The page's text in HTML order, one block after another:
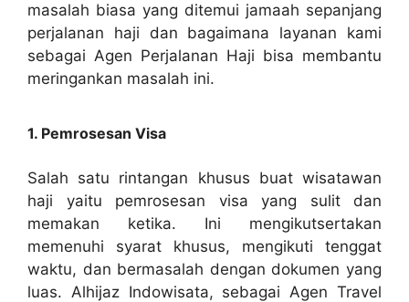
masalah biasa yang ditemui jamaah sepanjang
perjalanan haji dan bagaimana layanan kami
sebagai Agen Perjalanan Haji bisa membantu
meringankan masalah ini.
1. Pemrosesan Visa
Salah satu rintangan khusus buat wisatawan
haji yaitu pemrosesan visa yang sulit dan
memakan ketika. Ini mengikutsertakan
memenuhi syarat khusus, mengikuti tenggat
waktu, dan bermasalah dengan dokumen yang
luas. Alhijaz Indowisata, sebagai Agen Travel